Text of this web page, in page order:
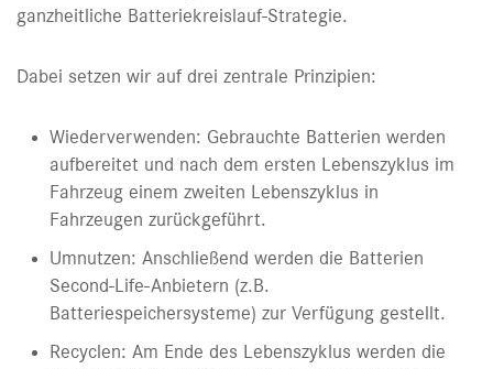
ganzheitliche Batteriekreislauf-Strategie.
Dabei setzen wir auf drei zentrale Prinzipien:
Wiederverwenden: Gebrauchte Batterien werden
aufbereitet und nach dem ersten Lebenszyklus im
Fahrzeug einem zweiten Lebenszyklus in
Fahrzeugen zurückgeführt.
Umnutzen: Anschließend werden die Batterien
Second-Life-Anbietern (z.B.
Batteriespeichersysteme) zur Verfügung gestellt.
Recyclen: Am Ende des Lebenszyklus werden die